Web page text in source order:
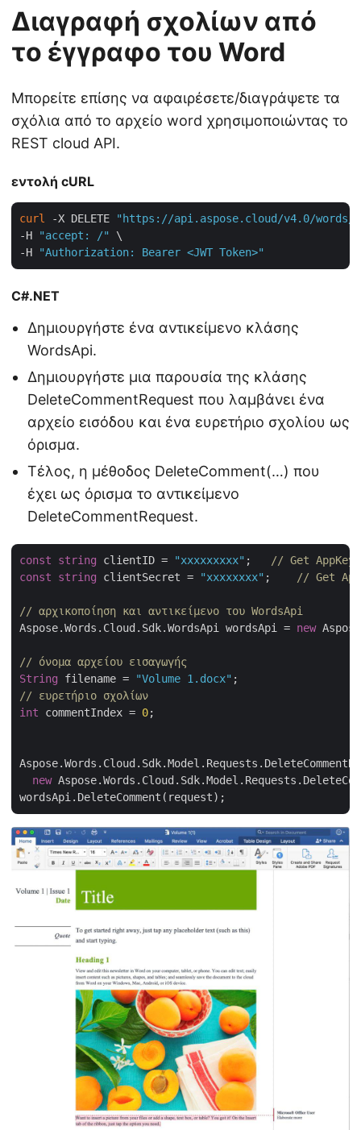
Διαγραφή σχολίων από
το έγγραφο του Word
Μπορείτε επίσης να αφαιρέσετε/διαγράψετε τα
σχόλια από το αρχείο word χρησιμοποιώντας το
REST cloud API.
εντολή cURL
curl -X DELETE
"https://api.aspose.cloud/v4.0/words/
-H
"accept: /"
\
-H
"Authorization: Bearer <JWT Token>"
C#.NET
Δημιουργήστε ένα αντικείμενο κλάσης
WordsApi.
Δημιουργήστε μια παρουσία της κλάσης
DeleteCommentRequest που λαμβάνει ένα
αρχείο εισόδου και ένα ευρετήριο σχολίου ως
όρισμα.
Τέλος, η μέθοδος DeleteComment(…) που
έχει ως όρισμα το αντικείμενο
DeleteCommentRequest.
const string clientID = "xxxxxxxxx" ;
// Get
const
string clientSecret = "xxxxxxxx" ; // Get
// αρχικοποίηση και αντικείμενο του WordsApi
Aspose.Words.Cloud.Sdk.WordsApi wordsApi = new
// όνομα αρχείου εισαγωγής
String filename = "Volume 1.docx"
// ευρετήριο σχολίων
int commentIndex = 0;
new